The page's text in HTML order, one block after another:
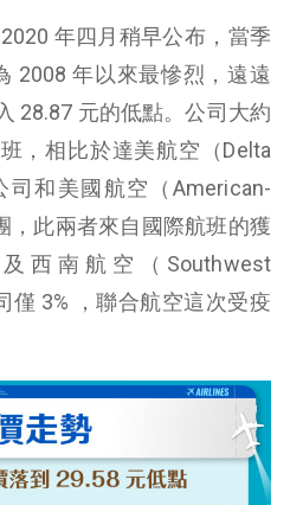
年四月稍早公布，當季
2008 年以來最慘烈，遠遠
28.87 元的低點。公司大約
，相比於達美航空（Delta
司和美國航空（American-
，此兩者來自國際航班的獲
西南航空（Southwest
僅 3% ，聯合航空這次受疫